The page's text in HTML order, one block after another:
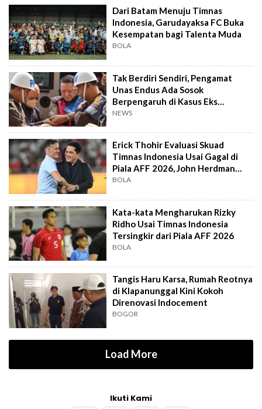
Dari Batam Menuju Timnas
Indonesia, Garudayaksa FC Buka
Kesempatan bagi Talenta Muda
BOLA
Tak Berdiri Sendiri, Pengamat
Unas Endus Ada Sosok
Berpengaruh di Kasus Eks
Jampidsus
NEWS
Erick Thohir Evaluasi Skuad
Timnas Indonesia Usai Gagal di
Piala AFF 2026, John Herdman
Out?
BOLA
Kata-kata Mengharukan Rizky
Ridho Usai Timnas Indonesia
Tersingkir dari Piala AFF 2026
BOLA
Tangis Haru Karsa, Rumah Reotnya
di Klapanunggal Kini Kokoh
Direnovasi Indocement
BOGOR
Load More
Ikuti Kami